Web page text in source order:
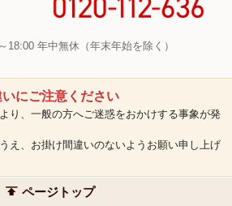
18:00 年中無休（年末年始を除く）
にご注意ください
り、一般の方へご迷惑をおかけする事象が発
え、お掛け間違いのないようお願い申し上げ
ページトップ